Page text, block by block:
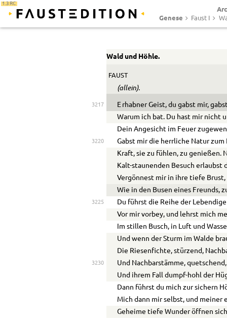
1.3 RC
Genese
Faust I
Wald und Höhle.
FAUST
(allein).
3217 E rhabner Geist, du gabst mir,
Warum ich bat. Du hast mir nicht
Dein Angesicht im Feuer
3220
Gabst mir die herrliche Natur zum
Kraft, sie zu fühlen, zu genießen.
Kalt-staunenden Besuch erlaubst
Vergönnest mir in ihre tiefe Brust,
Wie in den Busen eines Freunds,
3225
Du führst die Reihe der
Vor mir vorbey, und lehrst mich
Im stillen Busch, in Luft und
Und wenn der Sturm im Walde
Die Riesenfichte, stürzend,
3230
Und Nachbarstämme,
Und ihrem Fall dumpf-hohl der
Dann führst du mich zur sichern
Mich dann mir selbst, und meiner
Geheime tiefe Wunder öffnen